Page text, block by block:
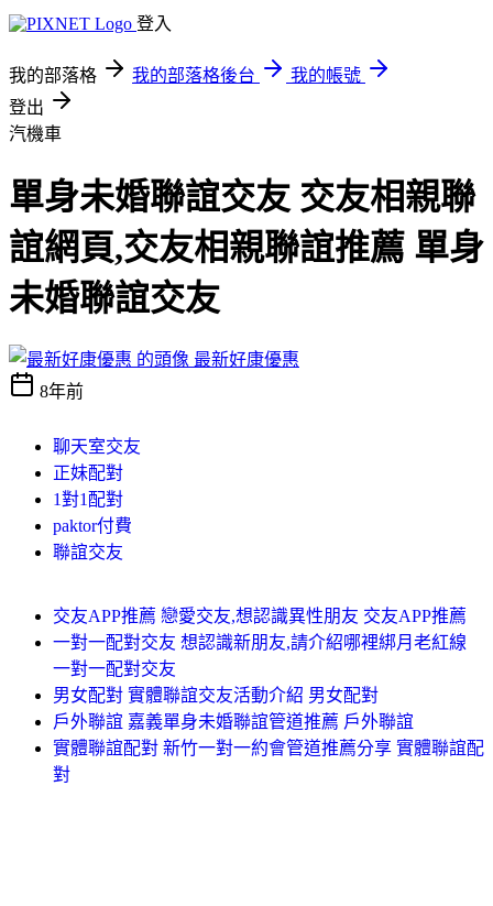
登入
我的部落格 我的部落格後台
我的帳號
登出
汽機車
單身未婚聯誼交友 交友相親聯
誼網頁,交友相親聯誼推薦 單身
未婚聯誼交友
最新好康優惠
8年前
聊天室交友
正妹配對
1對1配對
paktor付費
聯誼交友
交友APP推薦 戀愛交友,想認識異性朋友 交友APP推薦
一對一配對交友 想認識新朋友,請介紹哪裡綁月老紅線
一對一配對交友
男女配對 實體聯誼交友活動介紹 男女配對
戶外聯誼 嘉義單身未婚聯誼管道推薦 戶外聯誼
實體聯誼配對 新竹一對一約會管道推薦分享 實體聯誼配
對